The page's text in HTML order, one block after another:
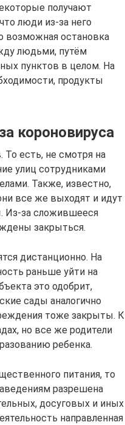
получают
люди из-за него
возможная остановка
людьми, путём
пунктов в целом. На
продукты
короновируса
То есть, не смотря на
улиц сотрудниками
Также, известно,
все же выходят и идут
Из-за сложившееся
закрыться.
дистанционно. На
раньше уйти на
это одобрит,
сады аналогично
тоже закрыты. К
но все же родители
ребенка.
питания, то
разрешена
досуговых и иных
направленная